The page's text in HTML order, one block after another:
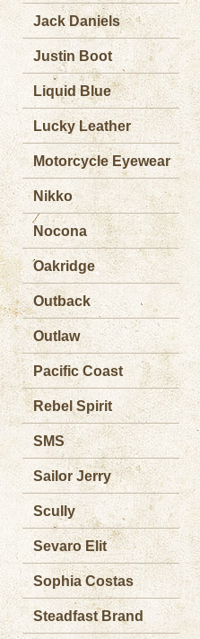
Jack Daniels
Justin Boot
Liquid Blue
Lucky Leather
Motorcycle Eyewear
Nikko
Nocona
Oakridge
Outback
Outlaw
Pacific Coast
Rebel Spirit
SMS
Sailor Jerry
Scully
Sevaro Elit
Sophia Costas
Steadfast Brand